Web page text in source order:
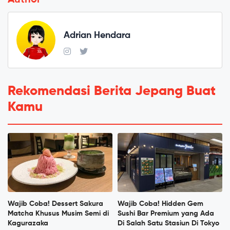
Adrian Hendara
Rekomendasi Berita Jepang Buat
Kamu
Wajib Coba! Dessert Sakura
Matcha Khusus Musim Semi di
Kagurazaka
Wajib Coba! Hidden Gem
Sushi Bar Premium yang Ada
Di Salah Satu Stasiun Di Tokyo